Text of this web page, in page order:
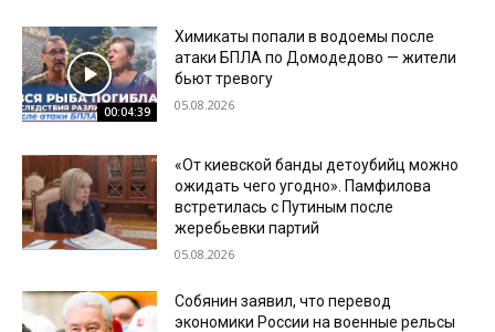
00:04:39
Химикаты попали в водоемы после
атаки БПЛА по Домодедово — жители
бьют тревогу
05.08.2026
«От киевской банды детоубийц можно
ожидать чего угодно». Памфилова
встретилась с Путиным после
жеребьевки партий
05.08.2026
Собянин заявил, что перевод
экономики России на военные рельсы